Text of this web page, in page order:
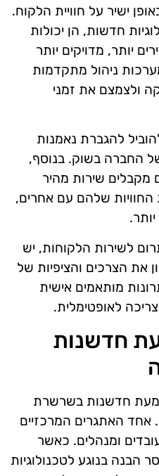
ישיר על חוויית הלקוח.
חדשות, הן יכולות
יותר, מדויקים יותר
ניהול מתקדמות
ולצמצם את זמני
להגברת נאמנות
של החברה בשוק. בנוסף,
שירות מהיר
החוויות שלהם עם אחרים,
לשירות הלקוחות, יש
את הצרכים והציפיות של
מותאמים אישית
לאופטימלית.
חדשנות
חדשנות בשרשרת
האתגרים המרכזיים
ומנהלים. כאשר
הבנה בנוגע לטכנולוגיות